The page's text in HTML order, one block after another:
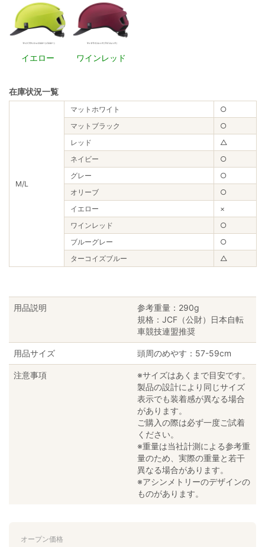
イエロー ワインレッド
在庫状況一覧
M/L
マットホワイト
○
マットブラック
○
レッド
△
ネイビー
○
グレー
○
オリーブ
○
イエロー
×
ワインレッド
○
ブルーグレー
○
ターコイズブルー
△
用品説明
参考重量：290g
規格：JCF（公財）日本自転
車競技連盟推奨
用品サイズ 頭周のめやす：57-59cm
注意事項
※サイズはあくまで目安です。
製品の設計により同じサイズ
表示でも装着感が異なる場合
があります。
ご購入の際は必ず一度ご試着
ください。
※重量は当社計測による参考重
量のため、実際の重量と若干
異なる場合があります。
※アシンメトリーのデザインの
ものがあります。
オープン価格